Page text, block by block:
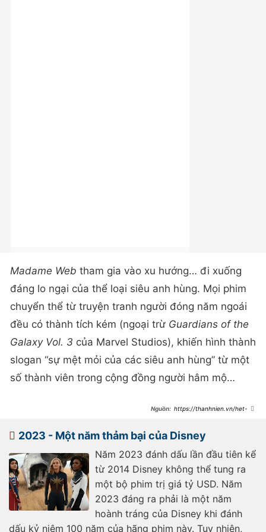
Madame Web tham gia vào xu hướng… đi xuống
đáng lo ngại của thể loại siêu anh hùng. Mọi phim
chuyển thể từ truyện tranh người đóng năm ngoái
đều có thành tích kém (ngoại trừ Guardians of the
Galaxy Vol. 3 của Marvel Studios), khiến hình thành
slogan “sự mệt mỏi của các siêu anh hùng” từ một
số thành viên trong cộng đồng người hâm mộ…
https://thanhnien.vn/het-
18524022608065693.htm
2023 - Một năm thảm bại của Disney
Năm 2023 đánh dấu lần đầu tiên kể
từ 2014 Disney không thể tung ra
một bộ phim trị giá tỷ USD. Năm
2023 đáng ra phải là một năm
hoành tráng của Disney khi đánh
dấu kỷ niệm 100 năm của hãng phim này. Tuy nhiên,